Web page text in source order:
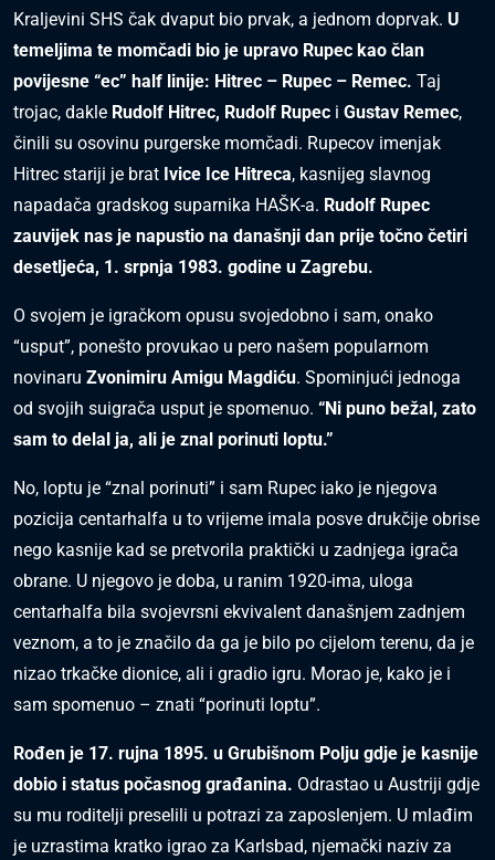
Kraljevini SHS čak dvaput bio prvak, a jednom doprvak. U
temeljima te momčadi bio je upravo Rupec kao član
povijesne “ec” half linije: Hitrec – Rupec – Remec. Taj
trojac, dakle Rudolf Hitrec, Rudolf Rupec i Gustav Remec,
činili su osovinu purgerske momčadi. Rupecov imenjak
Hitrec stariji je brat Ivice Ice Hitreca, kasnijeg slavnog
napadača gradskog suparnika HAŠK-a. Rudolf Rupec
zauvijek nas je napustio na današnji dan prije točno četiri
desetljeća, 1. srpnja 1983. godine u Zagrebu.
O svojem je igračkom opusu svojedobno i sam, onako
“usput”, ponešto provukao u pero našem popularnom
novinaru Zvonimiru Amigu Magdiću. Spominjući jednoga
od svojih suigrača usput je spomenuo. “Ni puno bežal, zato
sam to delal ja, ali je znal porinuti loptu.”
No, loptu je “znal porinuti” i sam Rupec iako je njegova
pozicija centarhalfa u to vrijeme imala posve drukčije obrise
nego kasnije kad se pretvorila praktički u zadnjega igrača
obrane. U njegovo je doba, u ranim 1920-ima, uloga
centarhalfa bila svojevrsni ekvivalent današnjem zadnjem
veznom, a to je značilo da ga je bilo po cijelom terenu, da je
nizao trkačke dionice, ali i gradio igru. Morao je, kako je i
sam spomenuo – znati “porinuti loptu”.
Rođen je 17. rujna 1895. u Grubišnom Polju gdje je kasnije
dobio i status počasnog građanina. Odrastao u Austriji gdje
su mu roditelji preselili u potrazi za zaposlenjem. U mlađim
je uzrastima kratko igrao za Karlsbad, njemački naziv za